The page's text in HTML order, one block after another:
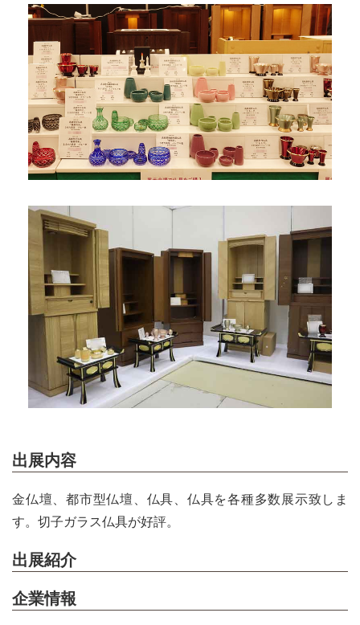
出展内容
金仏壇、都市型仏壇、仏具、仏具を各種多数展示致しま
す。切子ガラス仏具が好評。
出展紹介
企業情報